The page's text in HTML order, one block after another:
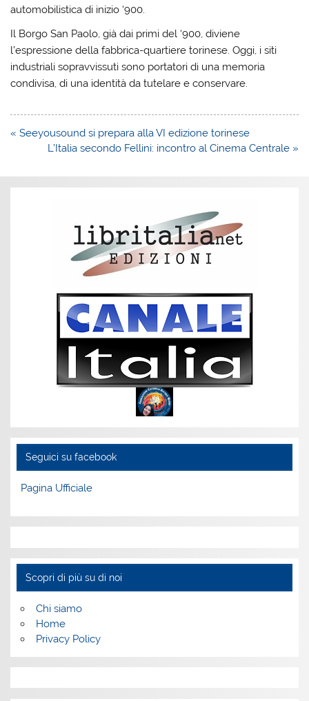
automobilistica di inizio ‘900.
Il Borgo San Paolo, già dai primi del ‘900, diviene
l’espressione della fabbrica-quartiere torinese. Oggi, i siti
industriali sopravvissuti sono portatori di una memoria
condivisa, di una identità da tutelare e conservare.
Navigazione
« Seeyousound si prepara alla VI edizione torinese
L’Italia secondo Fellini: incontro al Cinema Centrale »
Seguici su facebook
Pagina Ufficiale
Scopri di più su di noi
Chi siamo
Home
Privacy Policy